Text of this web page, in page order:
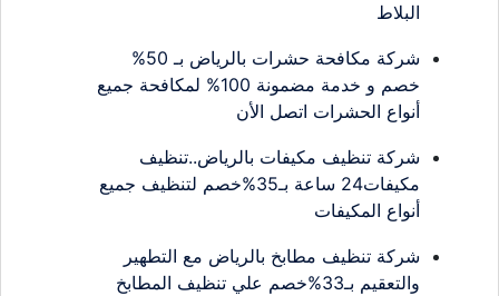
البلاط
شركة مكافحة حشرات بالرياض بـ 50%
خصم و خدمة مضمونة 100% لمكافحة جميع
أنواع الحشرات اتصل الأن
شركة تنظيف مكيفات بالرياض..تنظيف
مكيفات24 ساعة بـ35%خصم لتنظيف جميع
أنواع المكيفات
شركة تنظيف مطابخ بالرياض مع التطهير
والتعقيم بـ33%خصم علي تنظيف المطابخ